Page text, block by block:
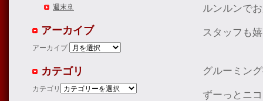
ルンルンで
スタッフも
グルーミン
ずーっとニ
週末🚢
アーカイブ
アーカイブ
カテゴリ
カテゴリ